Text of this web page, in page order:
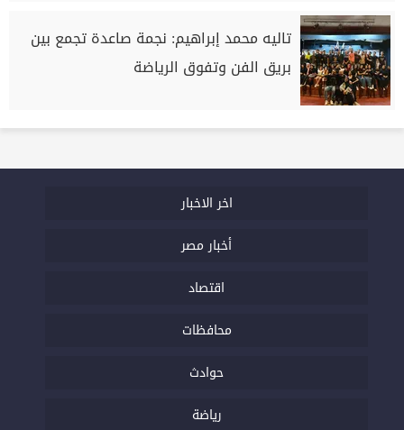
تاليه محمد إبراهيم: نجمة صاعدة تجمع بين
بريق الفن وتفوق الرياضة
اخر الاخبار
أخبار مصر
اقتصاد
محافظات
حوادث
رياضة